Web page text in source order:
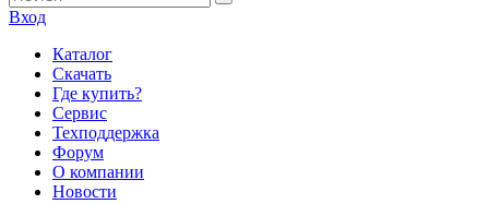
Вход
Каталог
Скачать
Где купить?
Сервис
Техподдержка
Форум
О компании
Новости